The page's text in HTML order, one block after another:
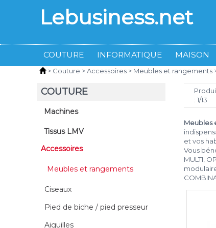
Lebusiness.net
COUTURE INFORMATIQUE MAISON
> Couture >Accessoires > Meubles et rangements
COUTURE
Machines
Tissus LMV
Accessoires
Meubles et rangements
Ciseaux
Pied de biche / pied presseur
Aiguilles
: 1/13
Meubles
et vos
Vous
MULTI,